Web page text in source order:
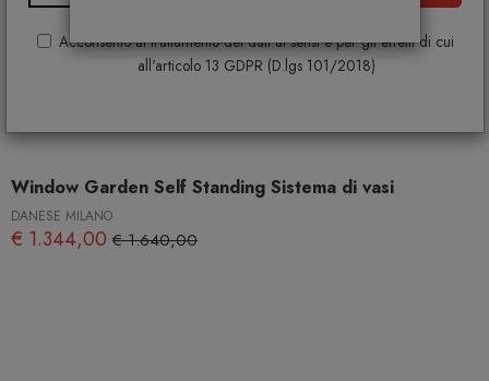
Acconsento al trattamento dei dati ai sensi e per gli effetti di cui
all'articolo 13 GDPR (D.lgs 101/2018)
Window Garden Self Standing Sistema di vasi
DANESE MILANO
€ 1.344,00 € 1.640,00